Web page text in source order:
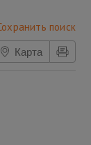
поиск
Карта